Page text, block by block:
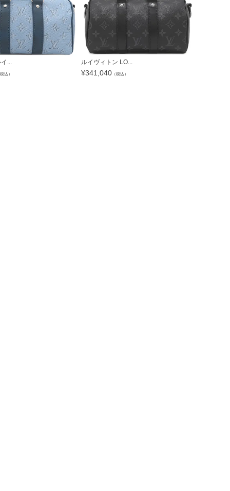
...
込）
ルイヴィトン LO...
¥341,040 （税込）